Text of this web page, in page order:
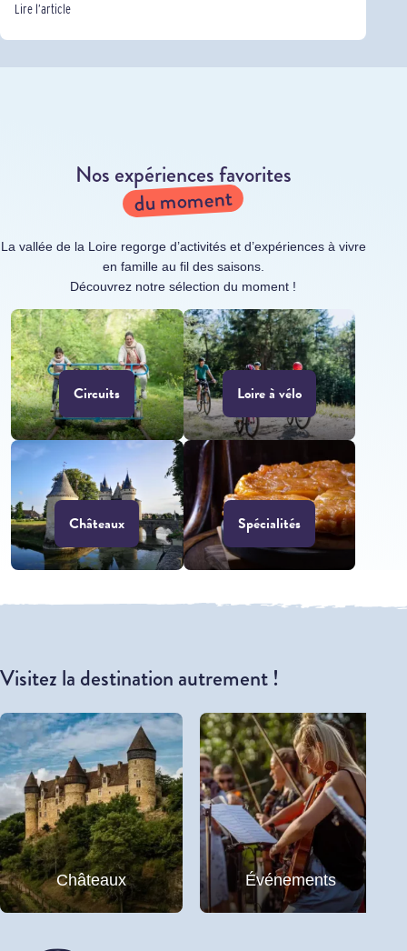
Lire l’article
Nos expériences favorites
du moment
La vallée de la Loire regorge d’activités et d’expériences à vivre
en famille au fil des saisons.
Découvrez notre sélection du moment !
Circuits Loire à vélo
Châteaux Spécialités
Visitez la destination autrement !
Châteaux Événements